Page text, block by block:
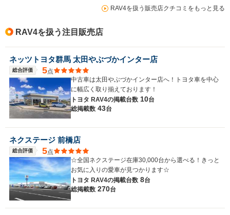
RAV4を扱う販売店クチコミをもっと見る
RAV4を扱う注目販売店
ネッツトヨタ群馬 太田やぶづかインター店
総合評価 5点
中古車は太田やぶづかインター店へ！トヨタ車を中心
に幅広く取り揃えております！
トヨタ RAV4の掲載台数 10台
総掲載数 43台
ネクステージ 前橋店
総合評価 5点
☆全国ネクステージ在庫30,000台から選べる！きっと
お気に入りの愛車が見つかります☆
トヨタ RAV4の掲載台数 8台
総掲載数 270台